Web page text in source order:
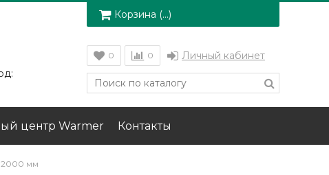
Корзина (…)
0 0 Личный кабинет
центр Warmer Контакты
2000 мм